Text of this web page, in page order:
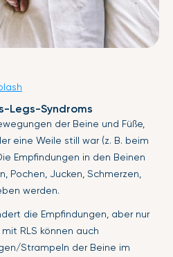
Legs-Syndroms
der Beine und Füße,
eine Weile still war (z. B. beim
Empfindungen in den Beinen
Pochen, Jucken, Schmerzen,
werden.
die Empfindungen, aber nur
RLS können auch
Strampeln der Beine im